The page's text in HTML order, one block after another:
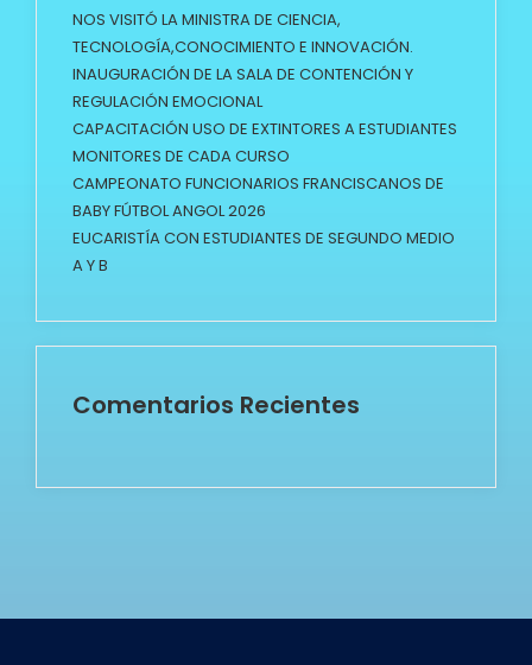
NOS VISITÓ LA MINISTRA DE CIENCIA,
TECNOLOGÍA,CONOCIMIENTO E INNOVACIÓN.
INAUGURACIÓN DE LA SALA DE CONTENCIÓN Y
REGULACIÓN EMOCIONAL
CAPACITACIÓN USO DE EXTINTORES A ESTUDIANTES
MONITORES DE CADA CURSO
CAMPEONATO FUNCIONARIOS FRANCISCANOS DE
BABY FÚTBOL ANGOL 2026
EUCARISTÍA CON ESTUDIANTES DE SEGUNDO MEDIO
A Y B
Comentarios Recientes